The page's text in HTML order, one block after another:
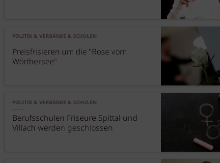
POLITIK & VERBÄNDE & SCHULEN
Preisfrisieren um die "Rose vom
Wörthersee"
POLITIK & VERBÄNDE & SCHULEN
Berufsschulen Friseure Spittal und
Villach werden geschlossen